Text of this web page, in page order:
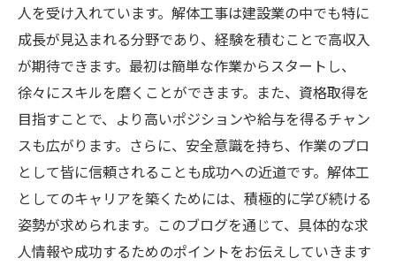
人を受け入れています。解体工事は建設業の中でも特に
成長が見込まれる分野であり、経験を積むことで高収入
が期待できます。最初は簡単な作業からスタートし、
徐々にスキルを磨くことができます。また、資格取得を
目指すことで、より高いポジションや給与を得るチャン
スも広がります。さらに、安全意識を持ち、作業のプロ
として皆に信頼されることも成功への近道です。解体工
としてのキャリアを築くためには、積極的に学び続ける
姿勢が求められます。このブログを通じて、具体的な求
人情報や成功するためのポイントをお伝えしていきます